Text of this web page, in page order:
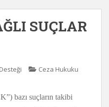
SUÇLAR
Ceza Hukuku
bazı suçların takibi